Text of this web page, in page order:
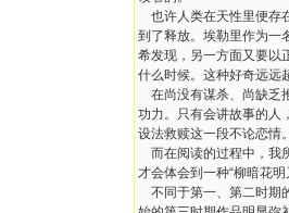
也许人类在天性里便存
到了释放。埃勒里作为一
希发现，另一方面又要以
什么时候。这种好奇远远
在尚没有谋杀、尚缺乏
功力。只有会讲故事的人
设法救赎这一段不论恋情
而在阅读的过程中，我
才会体会到一种“柳暗花明
不同于第一、第二时期